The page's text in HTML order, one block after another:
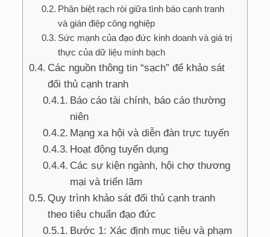
Phân biệt rạch ròi giữa tình báo cạnh tranh
và gián điệp công nghiệp
Sức mạnh của đạo đức kinh doanh và giá trị
thực của dữ liệu minh bạch
Các nguồn thông tin “sạch” để khảo sát
đối thủ cạnh tranh
Báo cáo tài chính, báo cáo thường
niên
Mạng xa hội và diễn đàn trực tuyến
Hoạt động tuyển dụng
Các sự kiện ngành, hội chợ thương
mại và triển lãm
Quy trình khảo sát đối thủ cạnh tranh
theo tiêu chuẩn đạo đức
Bước 1: Xác định mục tiêu và phạm